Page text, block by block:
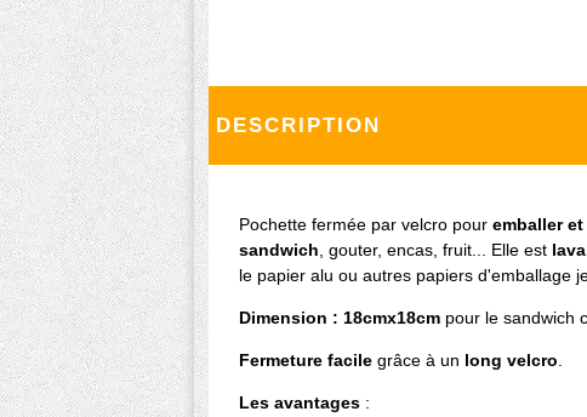
DESCRIPTION
Pochette fermée par velcro pour emballer
sandwich, gouter, encas, fruit... Elle est
le papier alu ou autres papiers d'emballage
Dimension : 18cmx18cm pour le sandwich
Fermeture facile grâce à un long velcro.
Les avantages :